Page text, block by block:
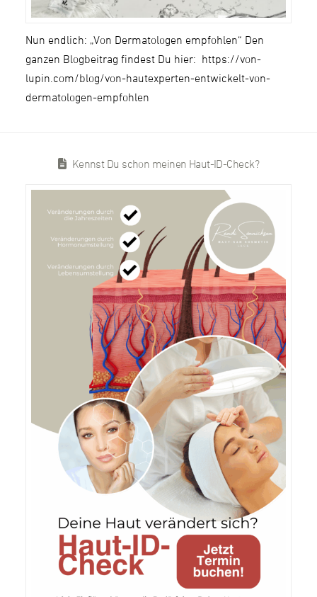
Nun endlich: „Von Dermatologen empfohlen“ Den
ganzen Blogbeitrag findest Du hier: https://von-
lupin.com/blog/von-hautexperten-entwickelt-von-
dermatologen-empfohlen
Kennst Du schon meinen Haut-ID-Check?